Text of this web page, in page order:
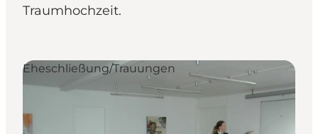
Traumhochzeit.
Eheschließung/Trauungen